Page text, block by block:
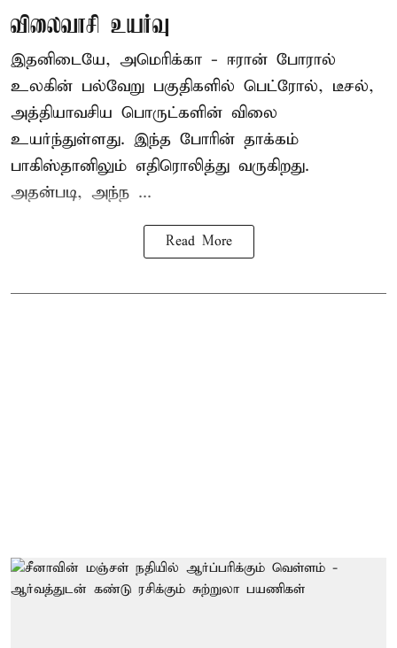
விலைவாசி உயர்வு
இதனிடையே, அமெரிக்கா - ஈரான் போரால்
உலகின் பல்வேறு பகுதிகளில் பெட்ரோல், டீசல்,
அத்தியாவசிய பொருட்களின் விலை
உயர்ந்துள்ளது. இந்த போரின் தாக்கம்
பாகிஸ்தானிலும் எதிரொலித்து வருகிறது.
அதன்படி, அந்ந ...
Read More